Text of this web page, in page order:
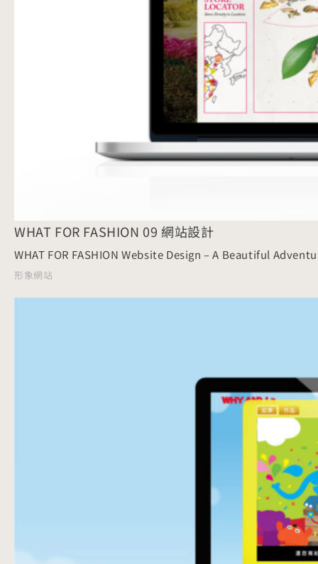
WHAT FOR FASHION 09 網站設計
WHAT FOR FASHION Website Design – A Beautiful
形象網站